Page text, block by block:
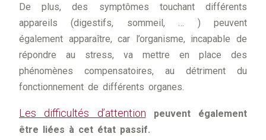
De plus, des symptômes touchant différents
appareils (digestifs, sommeil, … ) peuvent
également apparaître, car l’organisme, incapable de
répondre au stress, va mettre en place des
phénomènes compensatoires, au détriment du
fonctionnement de différents organes.
Les difficultés d’attention peuvent également
être liées à cet état passif.